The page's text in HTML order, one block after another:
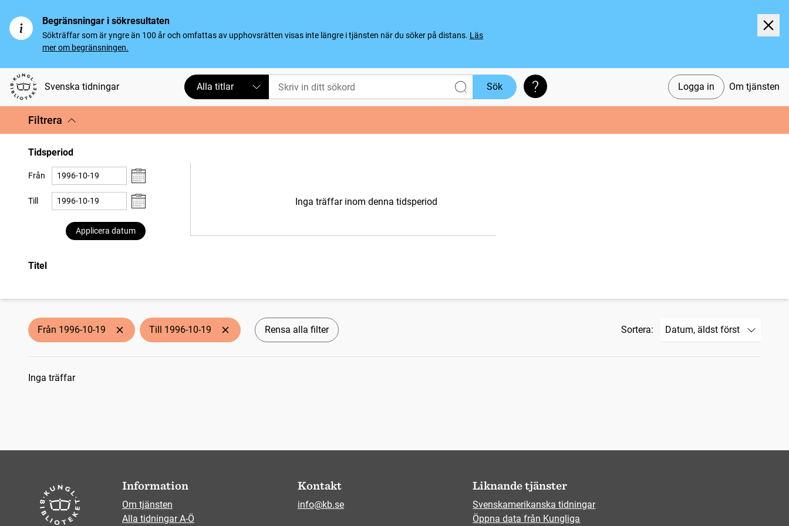
Begränsningar i sökresultaten
Sökträffar som är yngre än 100 år och omfattas av upphovsrätten visas inte längre i tjänsten när du söker på distans. Läs
mer om begränsningen.
Svenska tidningar Logga in Om tjänsten
Alla titlar Sök Söktips
Filtrera
Tidsperiod
Från
Till
Applicera datum
Inga träffar inom denna tidsperiod
Titel
Från 1996-10-19 Till 1996-10-19 Rensa alla filter Sortera:
Sökresultat
Inga träffar
Information
Om tjänsten
Alla tidningar A-Ö
Kontakt
info@kb.se
Liknande tjänster
Svenskamerikanska tidningar
Öppna data från Kungliga